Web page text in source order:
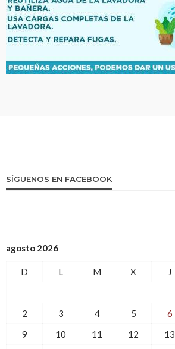
SÍGUENOS EN FACEBOOK
agosto 2026
D L M X J
2
3 4 5 6
9
10 11 12 13